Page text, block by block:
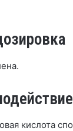
кислота